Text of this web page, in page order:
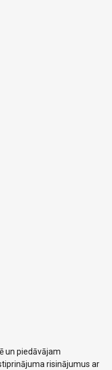
un piedāvājam
risinājumus ar